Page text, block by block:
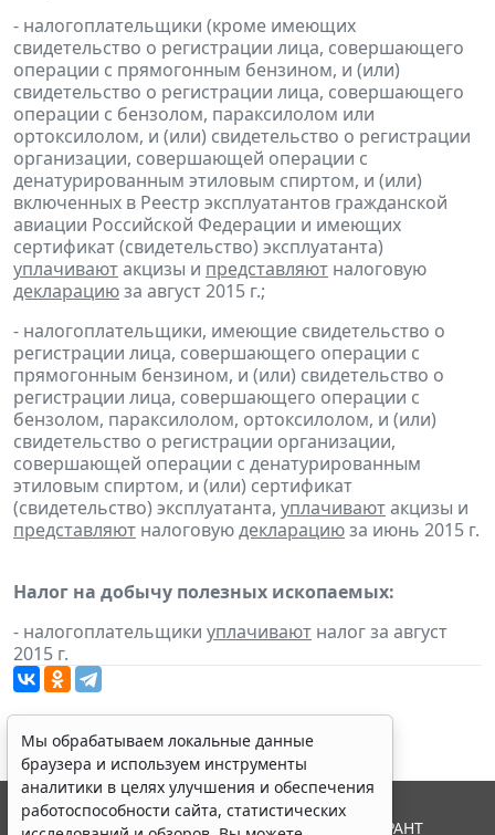
- налогоплательщики (кроме имеющих
свидетельство о регистрации лица, совершающего
операции с прямогонным бензином, и (или)
свидетельство о регистрации лица, совершающего
операции с бензолом, параксилолом или
ортоксилолом, и (или) свидетельство о регистрации
организации, совершающей операции с
денатурированным этиловым спиртом, и (или)
включенных в Реестр эксплуатантов гражданской
авиации Российской Федерации и имеющих
сертификат (свидетельство) эксплуатанта)
уплачиваютакцизы и представляют налоговую
декларациюза август 2015 г.;
- налогоплательщики, имеющие свидетельство о
регистрации лица, совершающего операции с
прямогонным бензином, и (или) свидетельство о
регистрации лица, совершающего операции с
бензолом, параксилолом, ортоксилолом, и (или)
свидетельство о регистрации организации,
совершающей операции с денатурированным
этиловым спиртом, и (или) сертификат
(свидетельство) эксплуатанта, уплачиваютакцизы и
представляют налоговуюдекларациюза июнь 2015 г.
Налог на добычу полезных ископаемых:
- налогоплательщики уплачивают налог за август
2015 г.
Мы обрабатываем локальные данные
браузера и используем инструменты
аналитики в целях улучшения и обеспечения
работоспособности сайта, статистических
© ООО "НПП "ГАРАНТ-СЕРВИС", 2026. Система ГАРАНТ